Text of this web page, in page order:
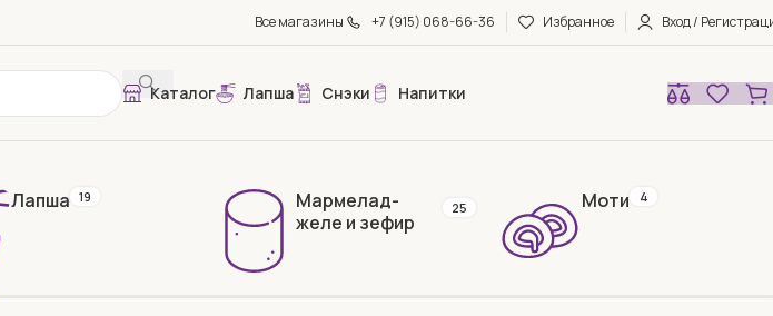
Все магазины +7 (915) 068-66-36 Избранное Вход /
Каталог Лапша Снэки Напитки
Лапша 19
Мармелад-
желе и зефир
25 Моти 4